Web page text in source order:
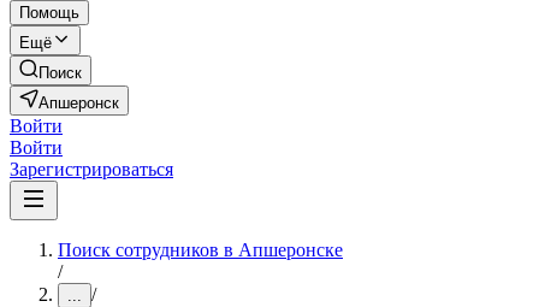
Помощь
Ещё
Поиск
Апшеронск
Войти
Войти
Зарегистрироваться
Поиск сотрудников в Апшеронске
/
... /